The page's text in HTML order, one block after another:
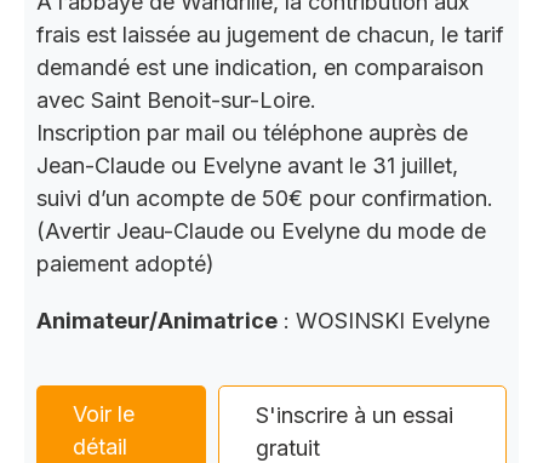
frais est laissée au jugement de chacun, le tarif
demandé est une indication, en comparaison
avec Saint Benoit-sur-Loire.
Inscription par mail ou téléphone auprès de
Jean-Claude ou Evelyne avant le 31 juillet,
suivi d’un acompte de 50€ pour confirmation.
(Avertir Jeau-Claude ou Evelyne du mode de
paiement adopté)
Animateur/Animatrice : WOSINSKI Evelyne
Voir le
détail
S'inscrire à un essai
gratuit